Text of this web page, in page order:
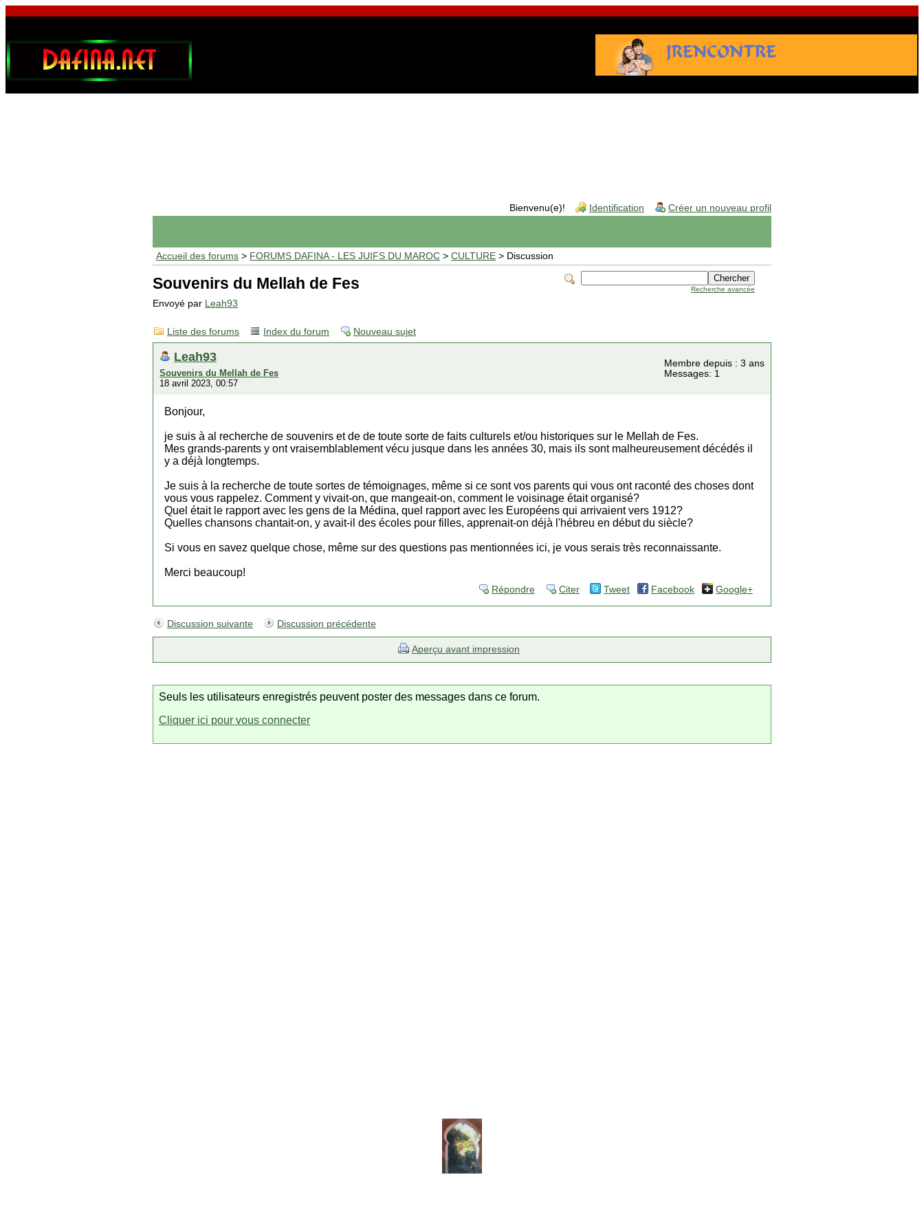
Bienvenu(e)! Identification Créer un nouveau profil
Accueil des forums > FORUMS DAFINA - LES JUIFS DU MAROC > CULTURE > Discussion
Recherche avancée
Souvenirs du Mellah de Fes
Envoyé par Leah93
Liste des forums Index du forum Nouveau sujet
Leah93
Souvenirs du Mellah de Fes
18 avril 2023, 00:57
Membre depuis : 3 ans
Messages: 1
Bonjour,
je suis à al recherche de souvenirs et de de toute sorte de faits culturels et/ou historiques sur le Mellah de Fes.
Mes grands-parents y ont vraisemblablement vécu jusque dans les années 30, mais ils sont malheureusement décédés il
y a déjà longtemps.
Je suis à la recherche de toute sortes de témoignages, même si ce sont vos parents qui vous ont raconté des choses dont
vous vous rappelez. Comment y vivait-on, que mangeait-on, comment le voisinage était organisé?
Quel était le rapport avec les gens de la Médina, quel rapport avec les Européens qui arrivaient vers 1912?
Quelles chansons chantait-on, y avait-il des écoles pour filles, apprenait-on déjà l'hébreu en début du siècle?
Si vous en savez quelque chose, même sur des questions pas mentionnées ici, je vous serais très reconnaissante.
Merci beaucoup!
Répondre Citer Tweet Facebook Google+
Discussion suivante Discussion précédente
Aperçu avant impression
Seuls les utilisateurs enregistrés peuvent poster des messages dans ce forum.
Cliquer ici pour vous connecter